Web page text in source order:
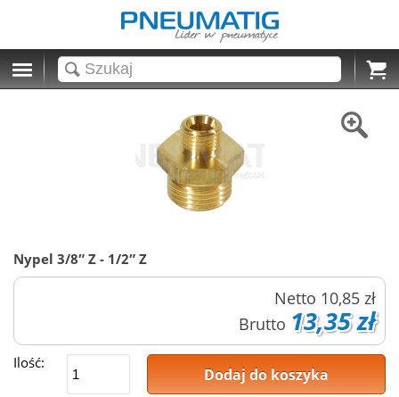
Cart
Nypel 3/8″ Z - 1/2″ Z
Netto 10,85 zł
Brutto 13,35 zł
Ilość:
Dodaj do koszyka